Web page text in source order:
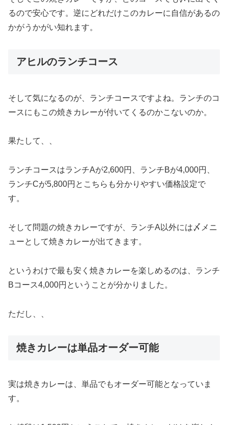
るので安心です。逆にどれだけこのカレーに自信があるの
かがうかがい知れます。
アヒルのランチコース
そして気になるのが、ランチコースですよね。ランチのコ
ースにもこの焼きカレーが付いてくるのかこないのか。
果たして、、
ランチコースはランチAが2,600円、ランチBが4,000円、
ランチCが5,800円とこちらも分かりやすい価格設定で
す。
そして問題の焼きカレーですが、ランチA以外には〆メニ
ューとして焼きカレーが出てきます。
というわけで最も安く焼きカレーを楽しめるのは、ランチ
Bコース4,000円ということが分かりました。
ただし、、
焼きカレーは単品オーダー可能
実は焼きカレーは、単品でもオーダー可能となっていま
す。